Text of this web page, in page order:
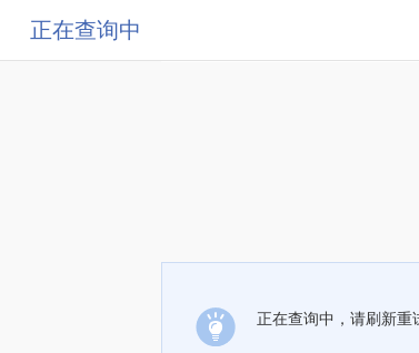
正在查询中
正在查询中，请刷新重